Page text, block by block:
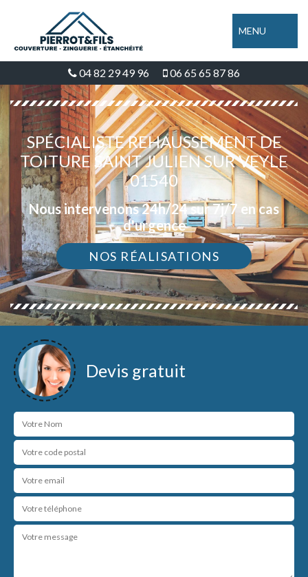
MENU
04 82 29 49 96 06 65 65 87 86
SPÉCIALISTE REHAUSSEMENT DE
TOITURE SAINT JULIEN SUR VEYLE
01540
Nous intervenons 24h/24 sur 7j/7 en cas
d'urgence
NOS RÉALISATIONS
Devis gratuit